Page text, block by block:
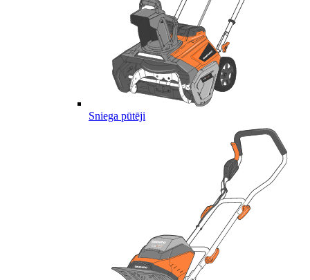
Sniega pūtēji